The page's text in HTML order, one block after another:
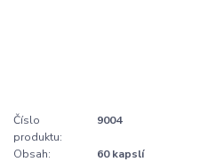
Číslo
produktu:
9004
Obsah:
60 kapslí